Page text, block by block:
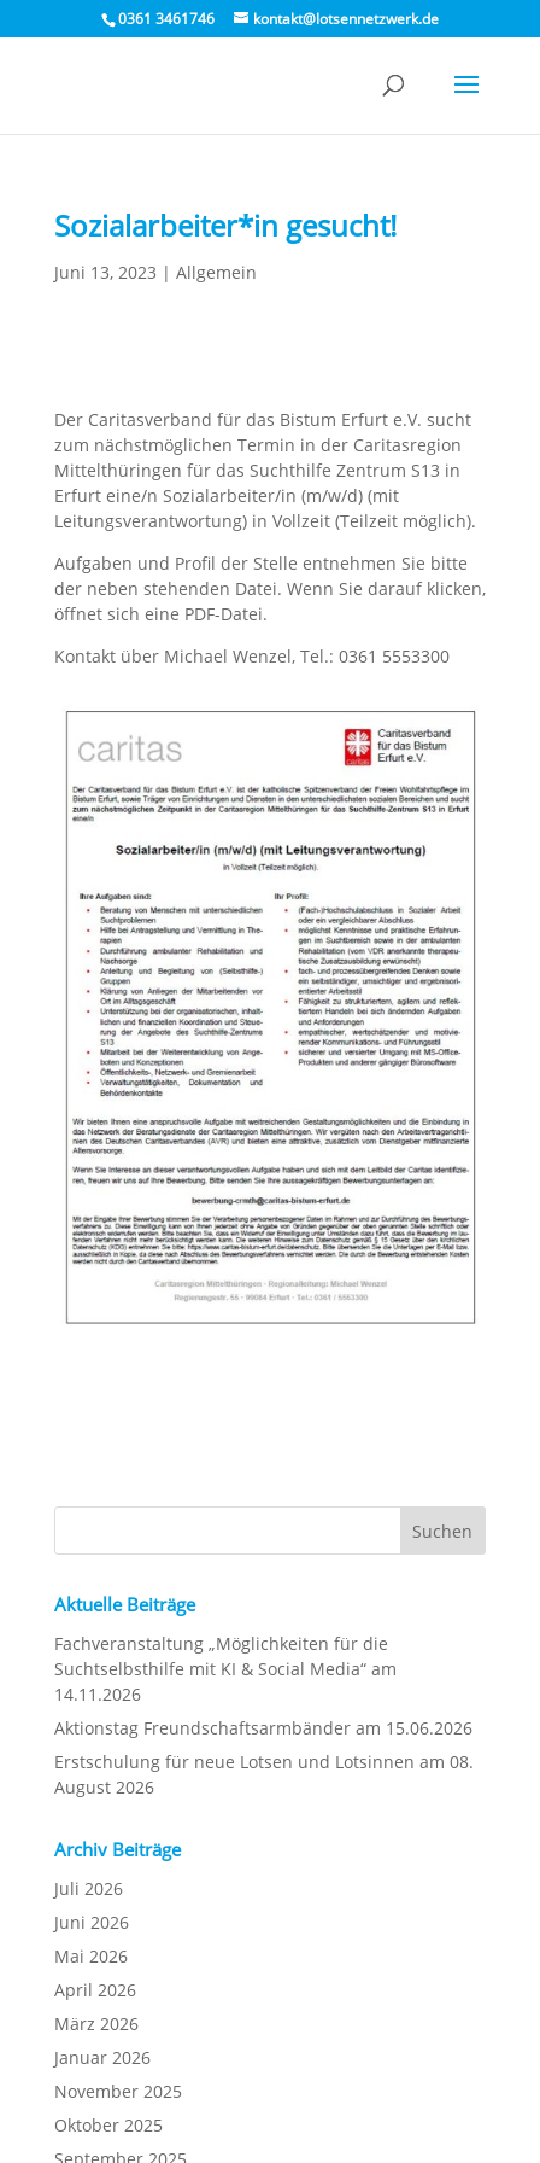
0361 3461746 kontakt@lotsennetzwerk.de
Sozialarbeiter*in gesucht!
Juni 13, 2023 | Allgemein
Der Caritasverband für das Bistum Erfurt e.V. sucht
zum nächstmöglichen Termin in der Caritasregion
Mittelthüringen für das Suchthilfe Zentrum S13 in
Erfurt eine/n Sozialarbeiter/in (m/w/d) (mit
Leitungsverantwortung) in Vollzeit (Teilzeit möglich).
Aufgaben und Profil der Stelle entnehmen Sie bitte
der neben stehenden Datei. Wenn Sie darauf klicken,
öffnet sich eine PDF-Datei.
Kontakt über Michael Wenzel, Tel.: 0361 5553300
Aktuelle Beiträge
Fachveranstaltung „Möglichkeiten für die
Suchtselbsthilfe mit KI & Social Media“ am
14.11.2026
Aktionstag Freundschaftsarmbänder am 15.06.2026
Erstschulung für neue Lotsen und Lotsinnen am 08.
August 2026
Archiv Beiträge
Juli 2026
Juni 2026
Mai 2026
April 2026
März 2026
Januar 2026
November 2025
Oktober 2025